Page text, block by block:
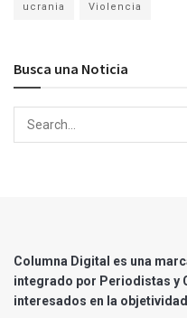
ucrania Violencia
Busca una Noticia
Columna Digital es una
integrado por Periodistas y
interesados en la